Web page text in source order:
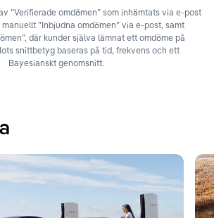
”Verifierade omdömen” som inhämtats via e-post
”Inbjudna omdömen” via e-post, samt
där kunder själva lämnat ett omdöme på
snittbetyg baseras på tid, frekvens och ett
Bayesianskt genomsnitt.